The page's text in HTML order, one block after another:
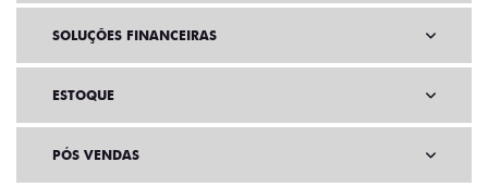
SOLUÇÕES FINANCEIRAS
ESTOQUE
PÓS VENDAS